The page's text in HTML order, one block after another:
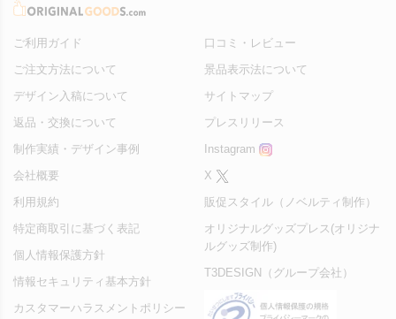
ご利用ガイド
ご注文方法について
デザイン入稿について
返品・交換について
制作実績・デザイン事例
会社概要
利用規約
特定商取引に基づく表記
個人情報保護方針
情報セキュリティ基本方針
カスタマーハラスメントポリシー
口コミ・レビュー
景品表示法について
サイトマップ
プレスリリース
Instagram
X
販促スタイル（ノベルティ制作）
オリジナルグッズプレス(オリジナ
ルグッズ制作)
T3DESIGN（グループ会社）